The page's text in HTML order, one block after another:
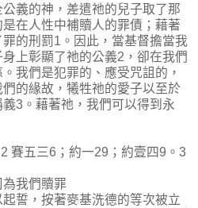
義的神，差遣祂的兒子取了那
在人性中補贖人的罪債；藉著
的刑罰1。因此，當基督擔當我
上彰顯了祂的公義2，卻在我們
我們是犯罪的、應受咒詛的，
的緣故，犧牲祂的愛子以至於
3。藉著祂，我們可以得到永
賽五三6；約一29；約壹四9。3
我們贖罪
誓，按著麥基洗德的等次被立